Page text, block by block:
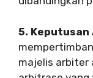
5.
majelis arbiter